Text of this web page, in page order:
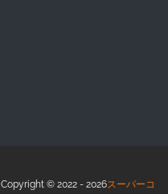
Copyright © 2022 - 2026スーパーコ